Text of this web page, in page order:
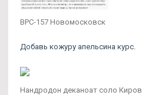
BPC-157 Новомосковск
Добавь кожуру апельсина курс.
Нандродон деканоат соло Киров